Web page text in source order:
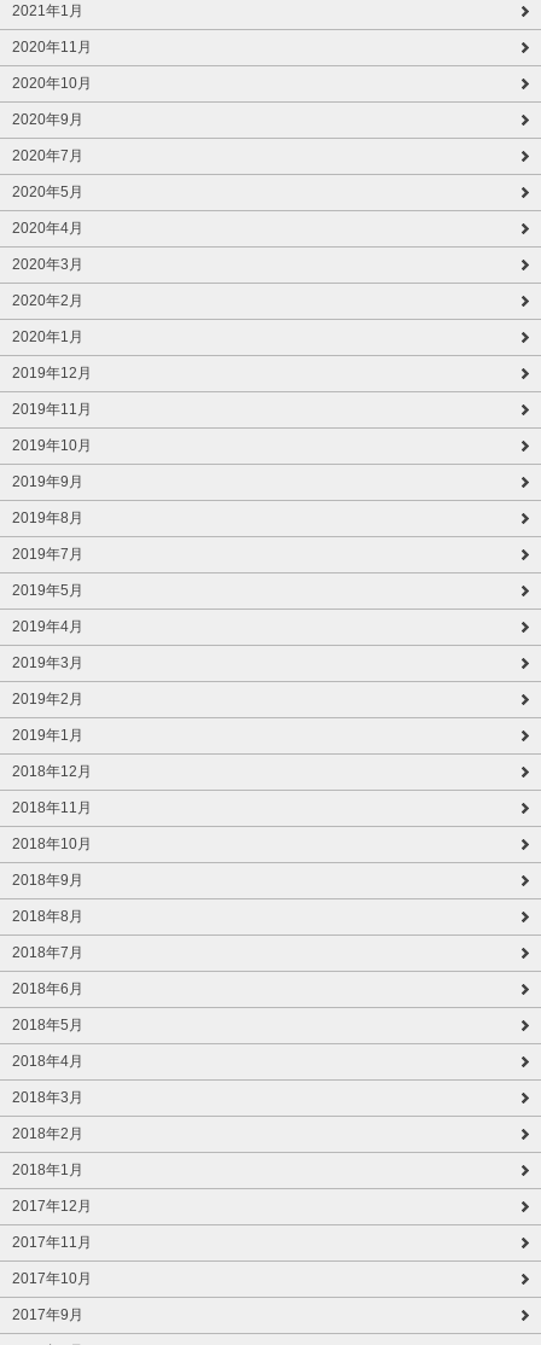
2021年1月
2020年11月
2020年10月
2020年9月
2020年7月
2020年5月
2020年4月
2020年3月
2020年2月
2020年1月
2019年12月
2019年11月
2019年10月
2019年9月
2019年8月
2019年7月
2019年5月
2019年4月
2019年3月
2019年2月
2019年1月
2018年12月
2018年11月
2018年10月
2018年9月
2018年8月
2018年7月
2018年6月
2018年5月
2018年4月
2018年3月
2018年2月
2018年1月
2017年12月
2017年11月
2017年10月
2017年9月